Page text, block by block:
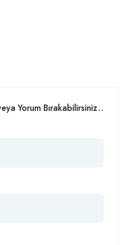
Yorum Bırakabilirsiniz..